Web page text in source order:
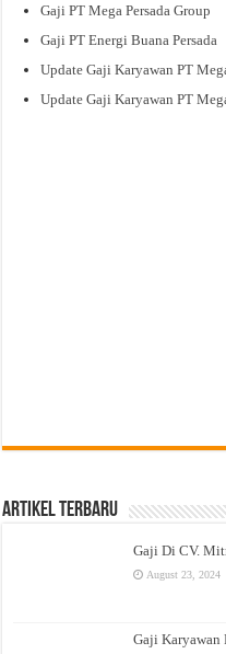
Gaji PT Mega Persada Group
Gaji PT Energi Buana Persada
Update Gaji Karyawan PT
Update Gaji Karyawan PT
Artikel Terbaru
Gaji Di CV.
August 23, 2024
Gaji Karyawan